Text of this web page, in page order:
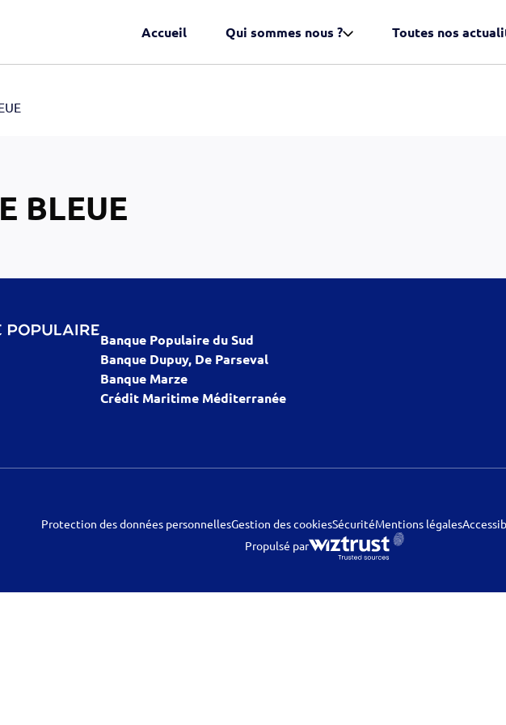
Accueil Qui sommes nous ? Toutes nos
BLEUE
Banque Populaire du Sud
Banque Dupuy, De Parseval
Banque Marze
Crédit Maritime Méditerranée
Protection des données personnellesGestion des cookiesSécuritéMentions légales
Propulsé par